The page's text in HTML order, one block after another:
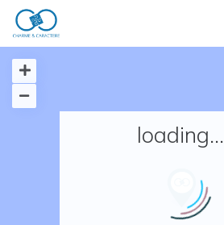
Accueil
Nos adresses en France
loading...